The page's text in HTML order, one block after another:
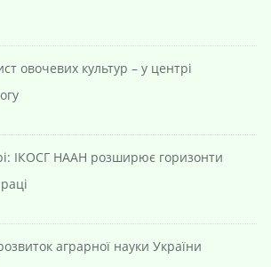
овочевих культур – у центрі
ІКОСГ НААН розширює горизонти
аграрної науки України